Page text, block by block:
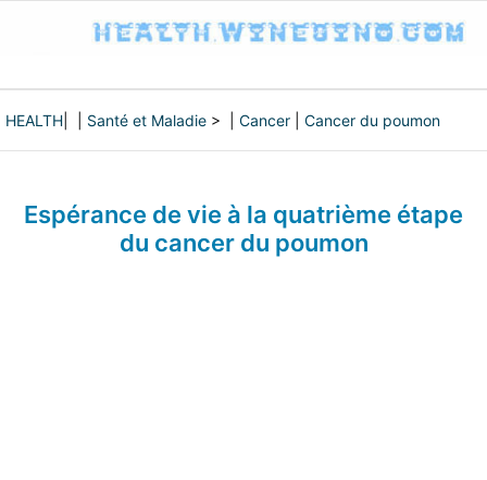
HEALTH Santé et Maladie > | Cancer Cancer du poumon
Espérance de vie à la quatrième étape
du cancer du poumon